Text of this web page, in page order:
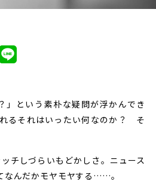
という素朴な疑問が浮かんでき
るそれはいったい何なのか？ そ
チしづらいもどかしさ。ニュース
なんだかモヤモヤする……。